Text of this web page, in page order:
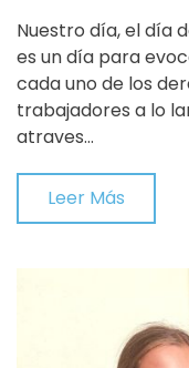
Nuestro día, el día
es un día para
cada uno de los
trabajadores a lo
atraves…
Leer Más